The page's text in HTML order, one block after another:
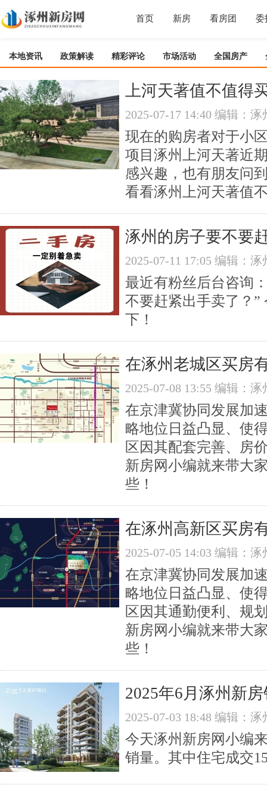
首页 新房 看房团 委
本地资讯 政策解读 精彩评论 市场活动 全国房产
上河天著值不值得
2025-07-17 14:40 编辑：
现在的购房者对于小
项目涿州上河天著​近
感兴趣，也有朋友问
看看涿州上河天著值
涿州的房子要不要
2025-07-11 17:05 编辑：
最近有粉丝后台咨询
不要赶紧出手卖了？
下！
在涿州老城区买房
2025-07-08 13:55 编辑：
在京津冀协同发展加
略地位日益凸显、使
区因其配套完善、房
新房网小编就来带大
些！
在涿州高新区买房
2025-07-05 14:03 编辑：
在京津冀协同发展加
略地位日益凸显、使
区因其通勤便利、规
新房网小编就来带大
些！
2025年6月涿州新
2025-07-03 18:48 编辑：
今天涿州新房网​小编
销量。其中住宅成交